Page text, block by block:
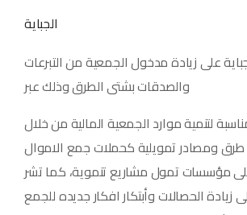
الجباية
على زيادة مدخول الجمعية من التبرعات
والصدقات بشتى الطرق وذلك عبر
لتنمية موارد الجمعية المالية من خلال
ومصادر تمويلية كحملات جمع الاموال
على مؤسسات تمول مشاريع تنموية، كما تشر
زيادة الحصالات وأبتكار افكار جديده للجمع